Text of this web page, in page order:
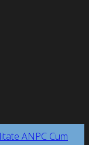
ANPC Cum